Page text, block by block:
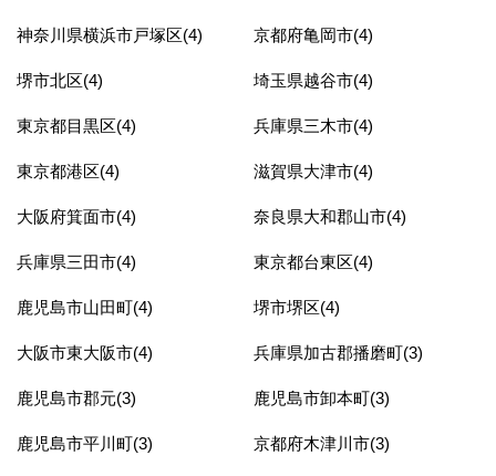
神奈川県横浜市戸塚区(4) 京都府亀岡市(4)
堺市北区(4) 埼玉県越谷市(4)
東京都目黒区(4) 兵庫県三木市(4)
東京都港区(4) 滋賀県大津市(4)
大阪府箕面市(4) 奈良県大和郡山市(4)
兵庫県三田市(4) 東京都台東区(4)
鹿児島市山田町(4) 堺市堺区(4)
大阪市東大阪市(4) 兵庫県加古郡播磨町(3)
鹿児島市郡元(3) 鹿児島市卸本町(3)
鹿児島市平川町(3) 京都府木津川市(3)